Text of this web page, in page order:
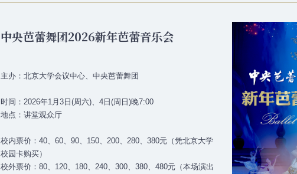
中央芭蕾舞团2026新年芭蕾音乐会
主办：北京大学会议中心、中央芭蕾舞团
时间：2026年1月3日(周六)、4日(周日)晚7:00
地点：讲堂观众厅
校内票价：40、60、90、150、200、280、380元（凭北京大学
校园卡购买）
校外票价：80、120、180、240、300、380、480元（本场演出